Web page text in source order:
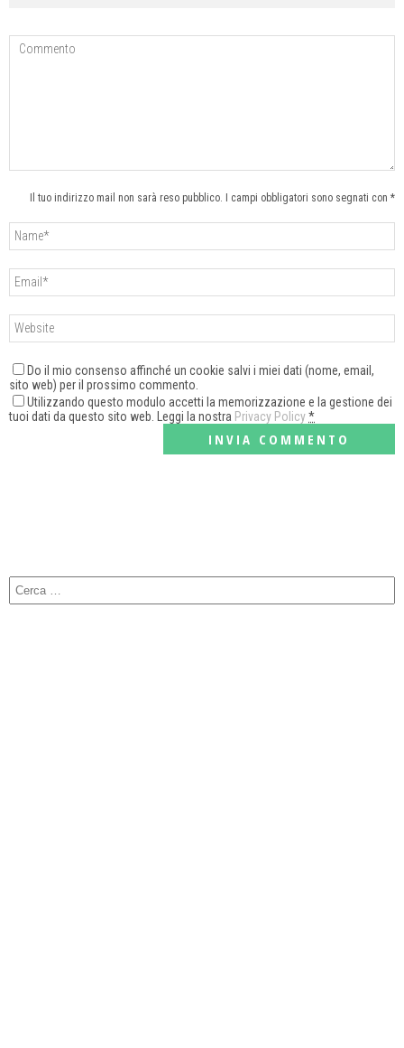
Il tuo indirizzo mail non sarà reso pubblico. I campi obbligatori sono segnati con *
Do il mio consenso affinché un cookie salvi i miei dati (nome, email,
sito web) per il prossimo commento.
Utilizzando questo modulo accetti la memorizzazione e la gestione dei
tuoi dati da questo sito web. Leggi la nostra Privacy Policy*